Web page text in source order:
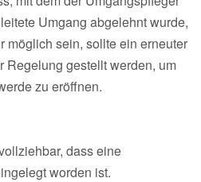
Umgang abgelehnt wurde,
möglich sein, sollte ein erneuter
Regelung gestellt werden, um
zu eröffnen.
dass eine
worden ist.